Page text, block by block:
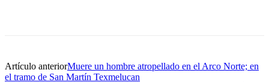
Artículo anteriorMuere un hombre atropellado en el Arco Norte; en
el tramo de San Martín Texmelucan